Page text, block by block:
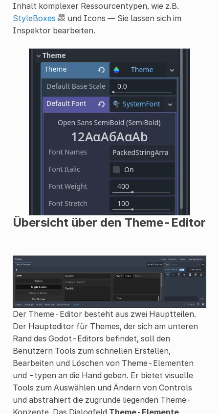
Inhalt komplexer Ressourcentypen, wie z.B.
StyleBoxes
und Icons — Sie lassen sich im
Inspektor bearbeiten.
Übersicht über den Theme-Editor
Der Theme-Editor besteht aus zwei Hauptteilen.
Der Haupteditor für Themes, der sich am unteren
Rand des Godot-Editors befindet, soll den
Benutzern Tools zum schnellen Erstellen,
Bearbeiten und Löschen von Theme-Elementen
und -typen an die Hand geben. Er bietet visuelle
Tools zum Auswählen und Ändern von Controls
und abstrahiert die zugrunde liegenden Theme-
Konzepte. Das Dialogfeld Theme-Elemente